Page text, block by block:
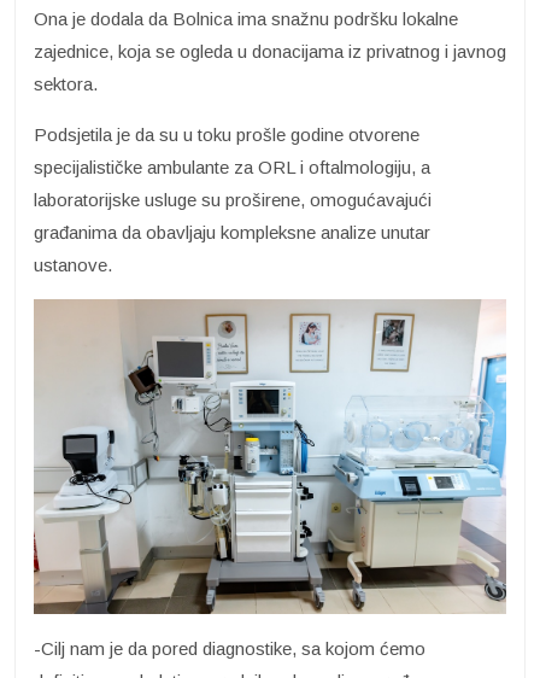
Ona je dodala da Bolnica ima snažnu podršku lokalne
zajednice, koja se ogleda u donacijama iz privatnog i javnog
sektora.
Podsjetila je da su u toku prošle godine otvorene
specijalističke ambulante za ORL i oftalmologiju, a
laboratorijske usluge su proširene, omogućavajući
građanima da obavljaju kompleksne analize unutar
ustanove.
-Cilj nam je da pored diagnostike, sa kojom ćemo